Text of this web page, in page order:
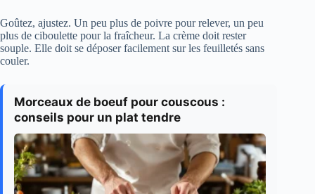
Goûtez, ajustez. Un peu plus de poivre pour relever, un peu
plus de ciboulette pour la fraîcheur. La crème doit rester
souple. Elle doit se déposer facilement sur les feuilletés sans
couler.
Morceaux de boeuf pour couscous :
conseils pour un plat tendre